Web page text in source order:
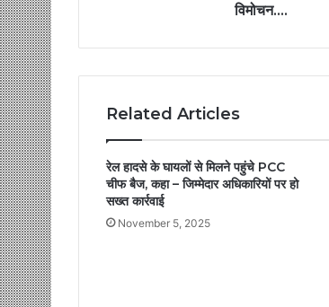
विमोचन….
Related Articles
रेल हादसे के घायलों से मिलने पहुंचे PCC
चीफ बैज, कहा – जिम्मेदार अधिकारियों पर हो
सख्त कार्रवाई
November 5, 2025